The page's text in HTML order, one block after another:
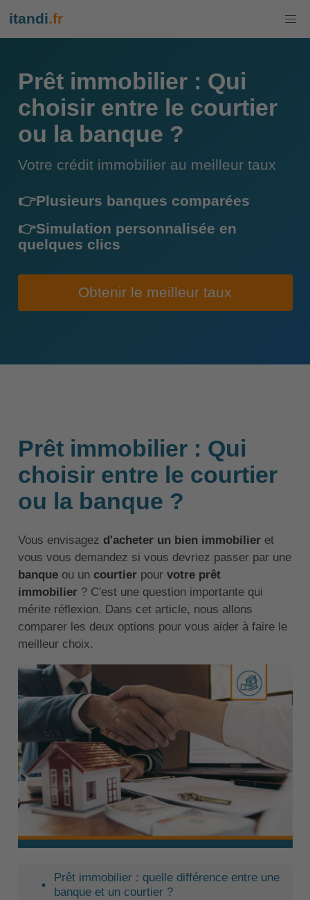
itandi.fr
Prêt immobilier : Qui
choisir entre le courtier
ou la banque ?
Votre crédit immobilier au meilleur taux
👉Plusieurs banques comparées
👉Simulation personnalisée en
quelques clics
Obtenir le meilleur taux
Prêt immobilier : Qui
choisir entre le courtier
ou la banque ?
Vous envisagez d'acheter un bien immobilieret
vous vous demandez si vous devriez passer par une
banque ou un courtier pour votre prêt
immobilier? C'est une question importante qui
mérite réflexion. Dans cet article, nous allons
comparer les deux options pour vous aider à faire le
meilleur choix.
Prêt immobilier : quelle différence entre une
banque et un courtier ?